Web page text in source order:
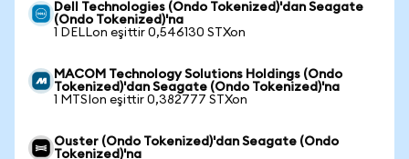
Dell Technologies (Ondo Tokenized)'dan Seagate
(Ondo Tokenized)'na
1 DELLon eşittir 0,546130 STXon
MACOM Technology Solutions Holdings (Ondo
Tokenized)'dan Seagate (Ondo Tokenized)'na
1 MTSIon eşittir 0,382777 STXon
Ouster (Ondo Tokenized)'dan Seagate (Ondo
Tokenized)'na